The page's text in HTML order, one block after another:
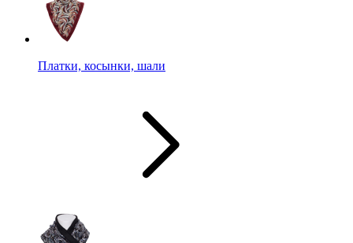
Платки, косынки, шали